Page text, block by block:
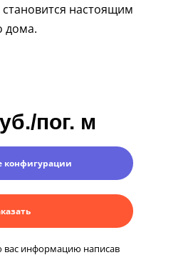
настоящим
дома.
пог. м
конфигурации
информацию написав